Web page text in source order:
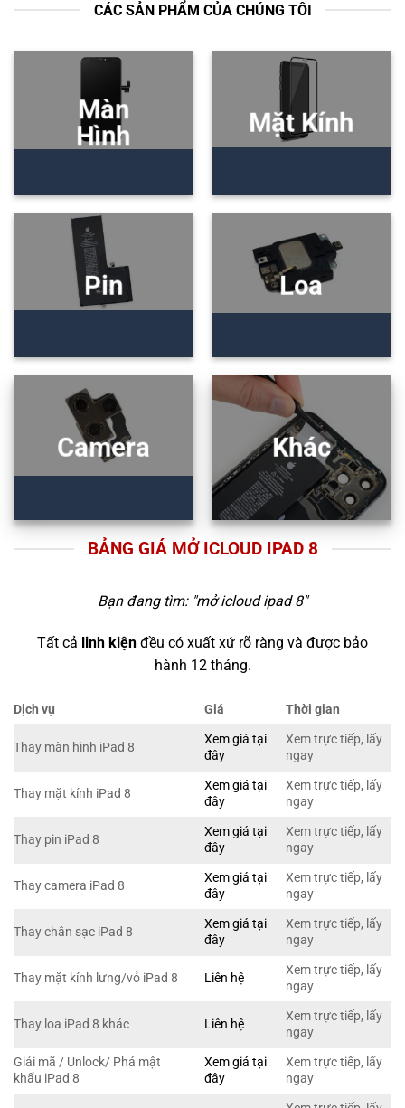
CÁC SẢN PHẨM CỦA CHÚNG TÔI
Màn
Hình
Mặt Kính
Pin Loa
Camera Khác
BẢNG GIÁ MỞ ICLOUD IPAD 8
Bạn đang tìm: "mở icloud ipad 8"
Tất cả linh kiện đều có xuất xứ rõ ràng và được bảo
hành 12 tháng.
Dịch vụ Giá Thời gian
Thay màn hình iPad 8
Xem giá tại
đây
Xem trực tiếp, lấy
ngay
Thay mặt kính iPad 8
Xem giá tại
đây
Xem trực tiếp, lấy
ngay
Thay pin iPad 8
Xem giá tại
đây
Xem trực tiếp, lấy
ngay
Thay camera iPad 8
Xem giá tại
đây
Xem trực tiếp, lấy
ngay
Thay chân sạc iPad 8
Xem giá tại
đây
Xem trực tiếp, lấy
ngay
Thay mặt kính lưng/vỏ iPad 8 Liên hệ
Xem trực tiếp, lấy
ngay
Thay loa iPad 8 khác Liên hệ
Xem trực tiếp, lấy
ngay
Giải mã / Unlock/ Phá mật
khẩu iPad 8
Xem giá tại
đây
Xem trực tiếp, lấy
ngay